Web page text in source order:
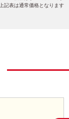
上記表は通常価格となります